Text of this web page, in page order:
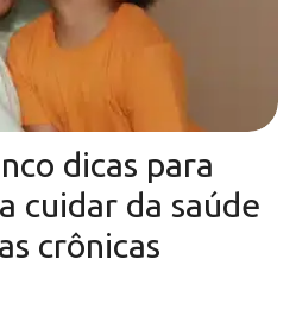
dicas para
cuidar da saúde
crônicas